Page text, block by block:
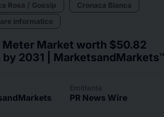
Rosa / Gossip
Cronaca Bianca
informatico
Meter Market worth $50.82
by 2031 |
Emittente
PR News Wire